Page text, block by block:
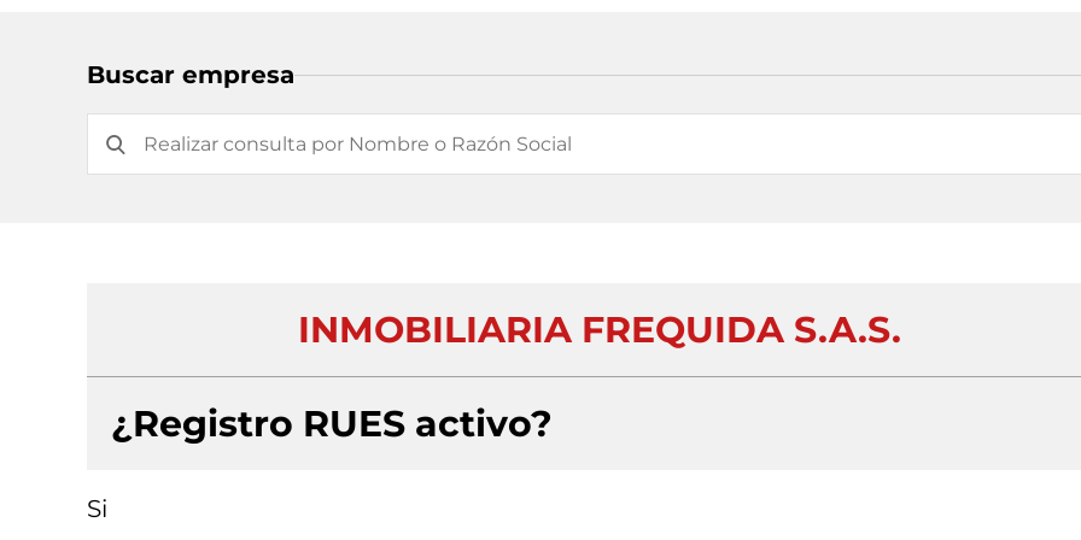
Buscar empresa
INMOBILIARIA FREQUIDA S.A.S.
¿Registro RUES activo?
Si